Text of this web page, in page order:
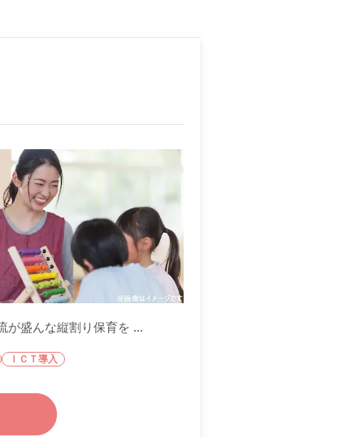
が盛んな縦割り保育を ...
ＩＣＴ導入